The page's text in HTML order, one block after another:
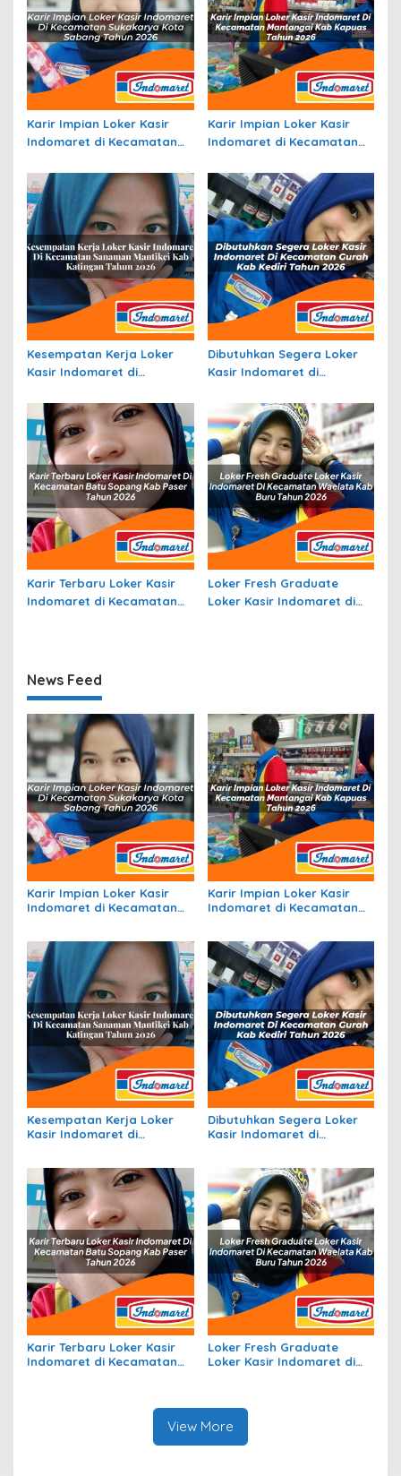
Karir Impian Loker Kasir
Indomaret di Kecamatan
Tahun 2026
Karir Impian Loker Kasir
Indomaret di Kecamatan
Tahun 2026
Kesempatan Kerja Loker
Kasir Indomaret di
Mantikei, Kab. Katingan
Tahun 2026
Dibutuhkan Segera Loker
Kasir Indomaret di
Kediri Tahun 2026
Karir Terbaru Loker Kasir
Indomaret di Kecamatan
Loker Fresh Graduate
Loker Kasir Indomaret di
News Feed
Karir Impian Loker Kasir
Indomaret di Kecamatan
Karir Impian Loker Kasir
Indomaret di Kecamatan
Kesempatan Kerja Loker
Kasir Indomaret di
Tahun 2026
Dibutuhkan Segera Loker
Kasir Indomaret di
Karir Terbaru Loker Kasir
Indomaret di Kecamatan
Loker Fresh Graduate
Loker Kasir Indomaret di
View More